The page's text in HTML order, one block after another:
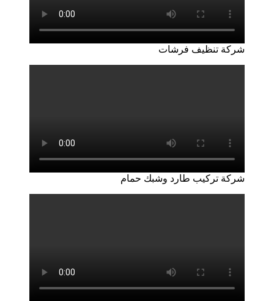
شركة تنظيف فرشات
شركة تركيب طارد وشبك حمام